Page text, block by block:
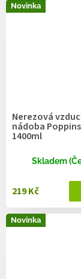
Novinka
Nerezová
nádoba
1400ml
Skladem
219 Kč
Novinka